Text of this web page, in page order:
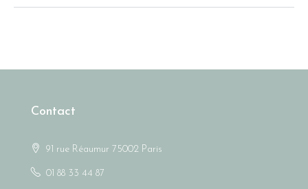
Contact
91 rue Réaumur 75002 Paris
01 88 33 44 87